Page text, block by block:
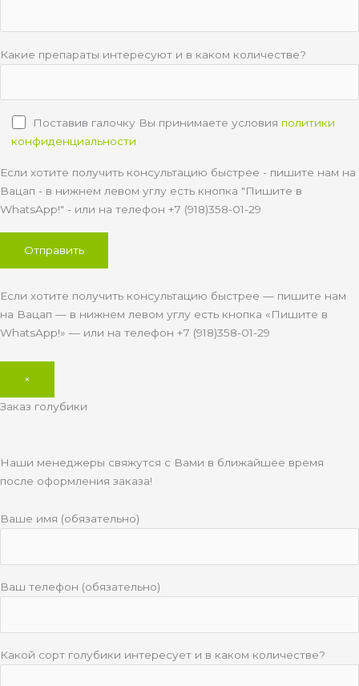
Какие препараты интересуют и в каком количестве?
Поставив галочку Вы принимаете условия политики
конфиденциальности
Если хотите получить консультацию быстрее - пишите нам на
Вацап - в нижнем левом углу есть кнопка "Пишите в
WhatsApp!" - или на телефон +7 (918)358-01-29
Если хотите получить консультацию быстрее — пишите нам
на Вацап — в нижнем левом углу есть кнопка «Пишите в
WhatsApp!» — или на телефон +7 (918)358-01-29
×
Заказ голубики
Наши менеджеры свяжутся с Вами в ближайшее время
после оформления заказа!
Ваше имя (обязательно)
Ваш телефон (обязательно)
Какой сорт голубики интересует и в каком количестве?